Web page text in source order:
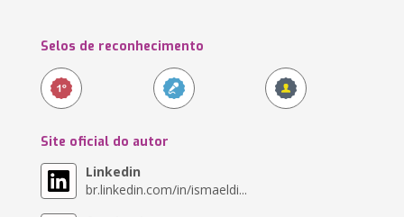
Selos de reconhecimento
Site oficial do autor
Linkedin
br.linkedin.com/in/ismaeldi...